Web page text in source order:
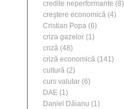
credite neperformante (8)
creştere economică (4)
Cristian Popa (6)
criza gazelor (1)
criză (48)
criză economică (141)
cultură (2)
curs valutar (6)
DAE (1)
Daniel Dăianu (1)